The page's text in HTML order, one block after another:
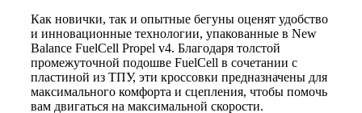
Как новички, так и опытные бегуны оценят удобство
и инновационные технологии, упакованные в New
Balance FuelCell Propel v4. Благодаря толстой
промежуточной подошве FuelCell в сочетании с
пластиной из ТПУ, эти кроссовки предназначены для
максимального комфорта и сцепления, чтобы помочь
вам двигаться на максимальной скорости.